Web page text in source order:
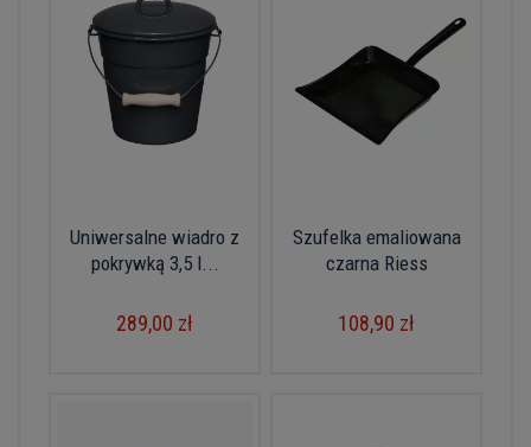
Uniwersalne wiadro z
pokrywką 3,5 l...
289,00 zł
Szufelka emaliowana
czarna Riess
108,90 zł